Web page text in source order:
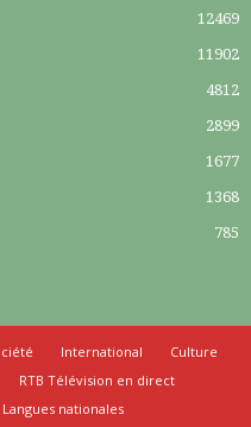
12469
11902
4812
2899
1677
1368
785
International
Culture
RTB Télévision en direct
Langues nationales